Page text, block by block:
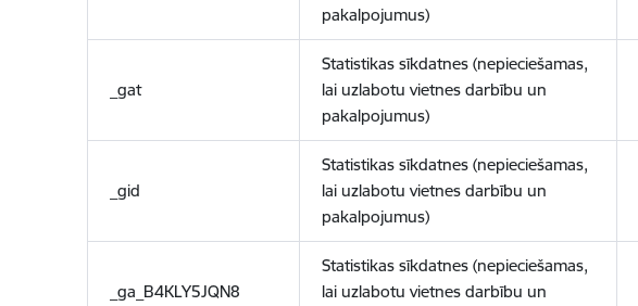
pakalpojumus)
_gat
Statistikas sīkdatnes (nepieciešamas,
lai uzlabotu vietnes darbību un
pakalpojumus)
_gid
Statistikas sīkdatnes (nepieciešamas,
lai uzlabotu vietnes darbību un
pakalpojumus)
_ga_B4KLY5JQN8
Statistikas sīkdatnes (nepieciešamas,
lai uzlabotu vietnes darbību un